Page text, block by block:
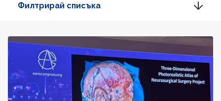
Филтрирай списъка